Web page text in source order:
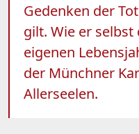
Gedenken der
gilt. Wie er
eigenen
der Münchner
Allerseelen.